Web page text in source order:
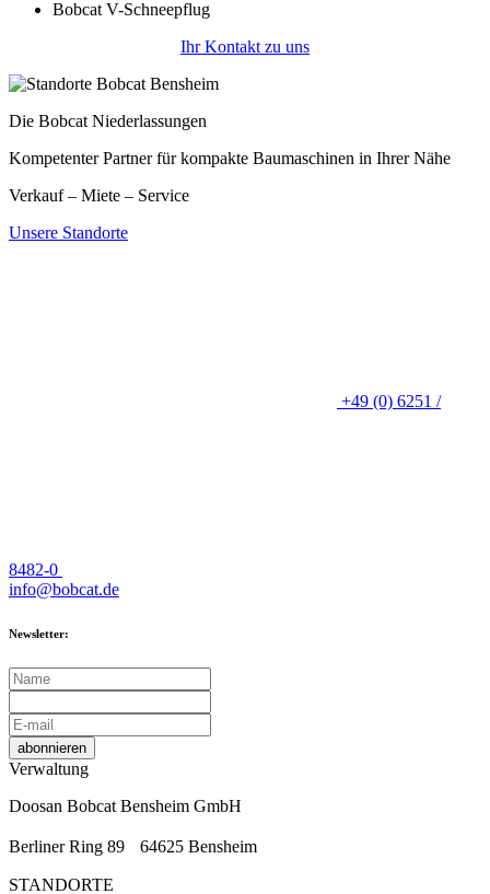
Bobcat V-Schneepflug
Ihr Kontakt zu uns
Die Bobcat Niederlassungen
Kompetenter Partner für kompakte Baumaschinen in Ihrer Nähe
Verkauf – Miete – Service
Unsere Standorte
+49 (0) 6251 /
8482-0
info@bobcat.de
Newsletter:
abonnieren
Verwaltung
Doosan Bobcat Bensheim GmbH
Berliner Ring 89 64625 Bensheim
STANDORTE